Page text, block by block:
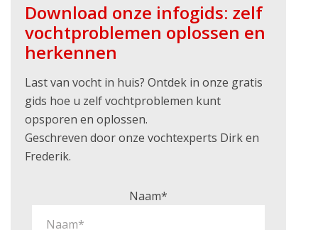
Download onze infogids: zelf
vochtproblemen oplossen en
herkennen
Last van vocht in huis? Ontdek in onze gratis
gids hoe u zelf vochtproblemen kunt
opsporen en oplossen.
Geschreven door onze vochtexperts Dirk en
Frederik.
Naam*